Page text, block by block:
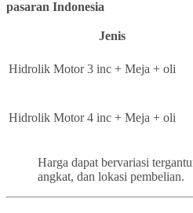
pasaran Indonesia
Jenis
Hidrolik Motor 3 inc + Meja + oli
Hidrolik Motor 4 inc + Meja + oli
Harga dapat bervariasi
angkat, dan lokasi pembelian.